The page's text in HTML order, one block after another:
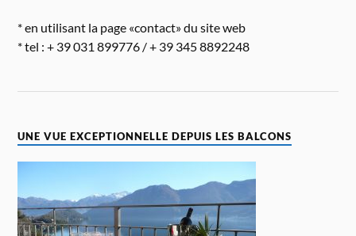
* en utilisant la page «contact» du site web
* tel : + 39 031 899776 / + 39 345 8892248
UNE VUE EXCEPTIONNELLE DEPUIS LES BALCONS